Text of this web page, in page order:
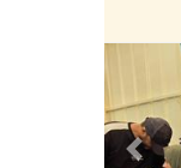
Previous